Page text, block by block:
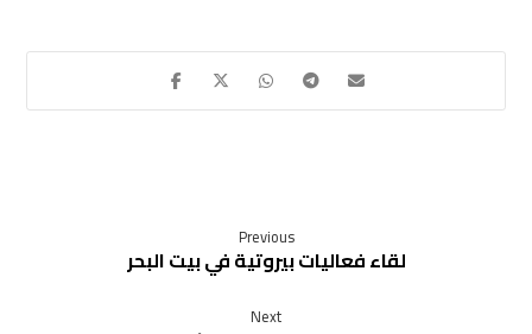
Previous
لقاء فعاليات بيروتية في بيت البحر
Next